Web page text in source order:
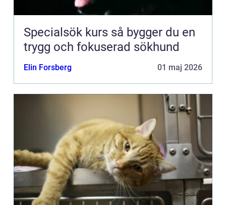
Specialsök kurs så bygger du en
trygg och fokuserad sökhund
Elin Forsberg 01 maj 2026